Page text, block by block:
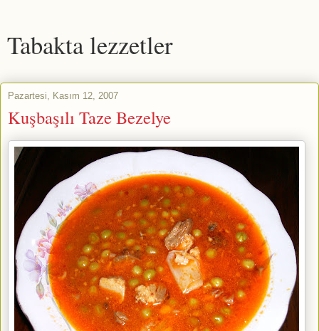
Tabakta lezzetler
Pazartesi, Kasım 12, 2007
Kuşbaşılı Taze Bezelye